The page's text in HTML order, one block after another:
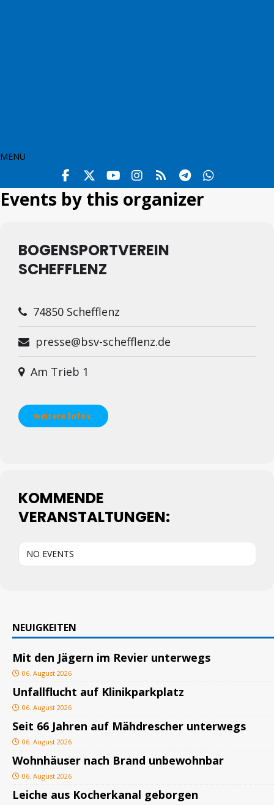
MENU
Events by this organizer
BOGENSPORTVEREIN
SCHEFFLENZ
74850 Schefflenz
presse@bsv-schefflenz.de
Am Trieb 1
weitere Infos:
KOMMENDE
VERANSTALTUNGEN:
NO EVENTS
NEUIGKEITEN
Mit den Jägern im Revier unterwegs
06. August 2026
Unfallflucht auf Klinikparkplatz
06. August 2026
Seit 66 Jahren auf Mähdrescher unterwegs
06. August 2026
Wohnhäuser nach Brand unbewohnbar
06. August 2026
Leiche aus Kocherkanal geborgen